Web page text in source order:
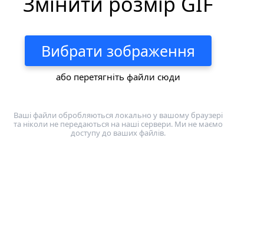
Вибрати зображення
або перетягніть файли сюди
Ваші файли обробляються локально у вашому браузері
та ніколи не передаються на наші сервери. Ми не маємо
доступу до ваших файлів.